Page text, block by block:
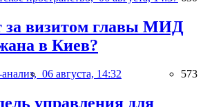
за визитом главы МИД
в Киев?
06 августа, 14:32 573
управления для